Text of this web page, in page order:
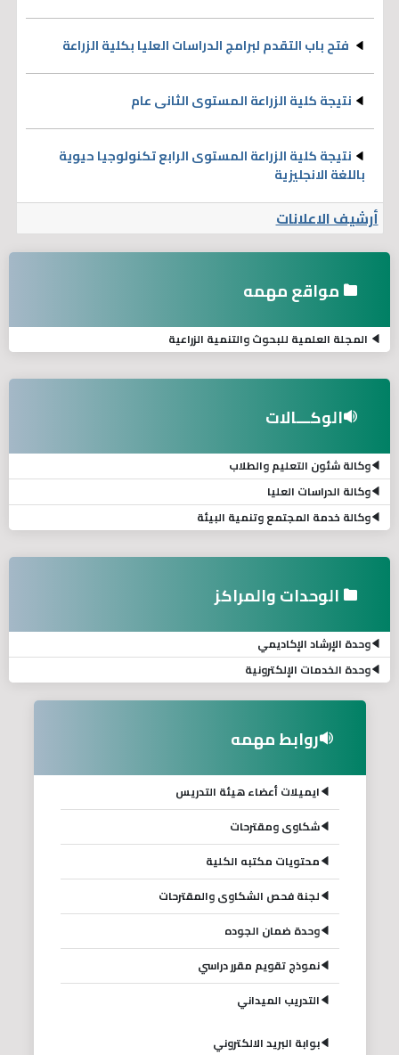
فتح باب التقدم لبرامج الدراسات العليا بكلية الزراعة
نتيجة كلية الزراعة المستوى الثانى عام
نتيجة كلية الزراعة المستوى الرابع تكنولوجيا حيوية
باللغة الانجليزية
أرشيف الاعلانات
مواقع مهمه
المجلة العلمية للبحوث والتنمية الزراعية
الوكـــالات
وكالة شئون التعليم والطلاب
وكالة الدراسات العليا
وكالة خدمة المجتمع وتنمية البيئة
الوحدات والمراكز
وحدة الإرشاد الإكاديمي
وحدة الخدمات الإلكترونية
روابط مهمه
ايميلات أعضاء هيئة التدريس
شكاوى ومقترحات
محتويات مكتبه الكلية
لجنة فحص الشكاوى والمقترحات
وحدة ضمان الجوده
نموذج تقويم مقرر دراسي
التدريب الميداني
بوابة البريد الالكتروني